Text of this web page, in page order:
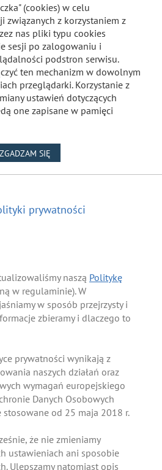
(cookies) w celu
związanych z korzystaniem z
nas pliki typu cookies
sesji po zalogowaniu i
podstron serwisu.
ten mechanizm w dowolnym
przeglądarki. Korzystanie z
ustawień dotyczących
one zapisane w pamięci
ZGADZAM SIĘ
prywatności
naszą Politykę
w regulaminie). W
w sposób przejrzysty i
zbieramy i dlaczego to
prywatności wynikają z
naszych działań oraz
wymagań europejskiego
Danych Osobowych
stosowane od 25 maja 2018 r.
że nie zmieniamy
ustawieniach ani sposobie
Ulepszamy natomiast opis